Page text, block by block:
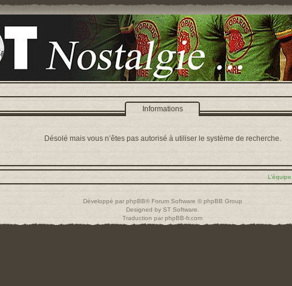
Informations
Désolé mais vous n’êtes pas autorisé à utiliser le système de recherche.
Développé par phpBB® Forum Software © phpBB Group
Designed by ST Software
Traduction par phpBB-fr.com